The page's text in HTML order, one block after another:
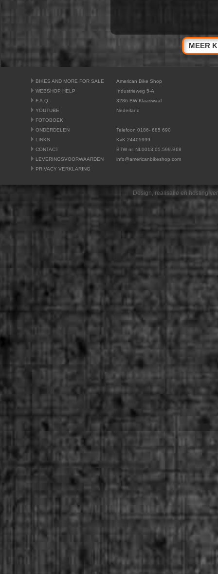
MEER
BIKES AND MORE FOR SALE
WEBSHOP HELP
F.A.Q.
YOUTUBE
FOTOBOEK
ONDERDELEN
LINKS
CONTACT
LEVERINGSVOORWAARDEN
PRIVACY VERKLARING
American Bike Shop
Industrieweg 5-A
3286 BW Klaaswaal
Nederland
Telefoon 0186- 685 690
KvK 24405999
BTW nr. NL0013.05.599.B68
info@americanbikeshop.com
Design, realisatie en hosting